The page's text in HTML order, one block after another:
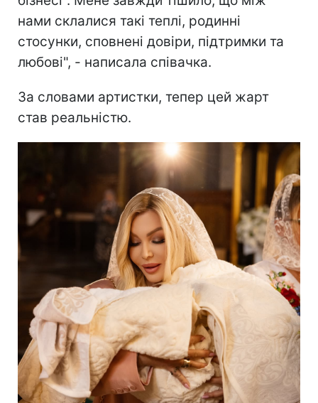
нами склалися такі теплі, родинні
стосунки, сповнені довіри, підтримки та
любові", - написала співачка.
За словами артистки, тепер цей жарт
став реальністю.